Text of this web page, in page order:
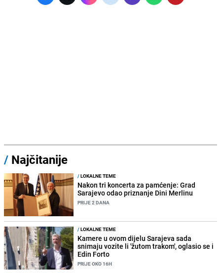
/ Najčitanije
/LOKALNE TEME
Nakon tri koncerta za pamćenje: Grad
Sarajevo odao priznanje Dini Merlinu
PRIJE 2 DANA
/LOKALNE TEME
Kamere u ovom dijelu Sarajeva sada
snimaju vozite li 'žutom trakom', oglasio se i
Edin Forto
PRIJE OKO 16H